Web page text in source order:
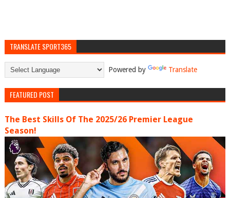
TRANSLATE SPORT365
Powered by Translate
FEATURED POST
The Best Skills Of The 2025/26 Premier League
Season!